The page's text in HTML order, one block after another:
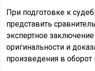
При подготовке к
представить
экспертное
оригинальности и
произведения в